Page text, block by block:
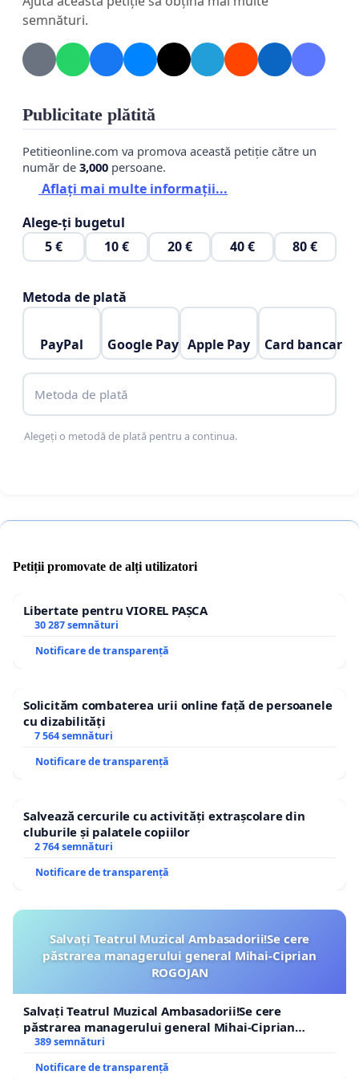
semnături.
Publicitate plătită
Petitieonline.com va promova această petiție către un
număr de 3,000 persoane.
Aflați mai multe informații...
Alege-ți bugetul
5 €
10 € 20 € 40 € 80 €
Metoda de plată
PayPal Google Pay Apple Pay Card bancar
Metoda de plată
Alegeți o metodă de plată pentru a continua.
Petiții promovate de alți utilizatori
Libertate pentru VIOREL PAȘCA
30 287 semnături
Notificare de transparență
Solicităm combaterea urii online față de persoanele
cu dizabilități
7 564 semnături
Notificare de transparență
Salvează cercurile cu activități extrașcolare din
cluburile și palatele copiilor
2 764 semnături
Notificare de transparență
Salvați Teatrul Muzical Ambasadorii!Se cere
păstrarea managerului general Mihai-Ciprian
ROGOJAN
Salvați Teatrul Muzical Ambasadorii!Se cere
păstrarea managerului general Mihai-Ciprian
ROGOJAN
389 semnături
Notificare de transparență